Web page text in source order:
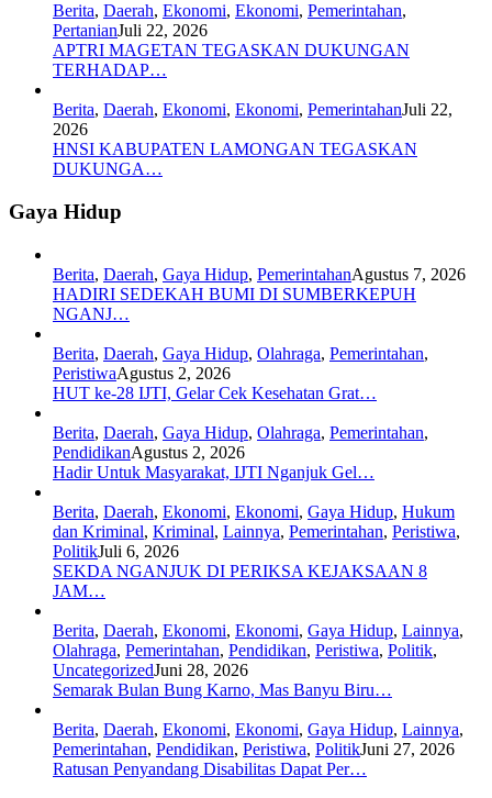
Berita, Daerah, Ekonomi, Ekonomi, Pemerintahan,
PertanianJuli 22, 2026
APTRI MAGETAN TEGASKAN DUKUNGAN
TERHADAP…
Berita, Daerah, Ekonomi, Ekonomi, PemerintahanJuli 22,
2026
HNSI KABUPATEN LAMONGAN TEGASKAN
DUKUNGA…
Gaya Hidup
Berita, Daerah, Gaya Hidup, PemerintahanAgustus 7, 2026
HADIRI SEDEKAH BUMI DI SUMBERKEPUH
NGANJ…
Berita, Daerah, Gaya Hidup, Olahraga, Pemerintahan,
PeristiwaAgustus 2, 2026
HUT ke-28 IJTI, Gelar Cek Kesehatan Grat…
Berita, Daerah, Gaya Hidup, Olahraga, Pemerintahan,
PendidikanAgustus 2, 2026
Hadir Untuk Masyarakat, IJTI Nganjuk Gel…
Berita, Daerah, Ekonomi, Ekonomi, Gaya Hidup, Hukum
dan Kriminal, Kriminal, Lainnya, Pemerintahan, Peristiwa,
PolitikJuli 6, 2026
SEKDA NGANJUK DI PERIKSA KEJAKSAAN 8
JAM…
Berita, Daerah, Ekonomi, Ekonomi, Gaya Hidup, Lainnya,
Olahraga, Pemerintahan, Pendidikan, Peristiwa, Politik,
UncategorizedJuni 28, 2026
Semarak Bulan Bung Karno, Mas Banyu Biru…
Berita, Daerah, Ekonomi, Ekonomi, Gaya Hidup, Lainnya,
Pemerintahan, Pendidikan, Peristiwa, PolitikJuni 27, 2026
Ratusan Penyandang Disabilitas Dapat Per…